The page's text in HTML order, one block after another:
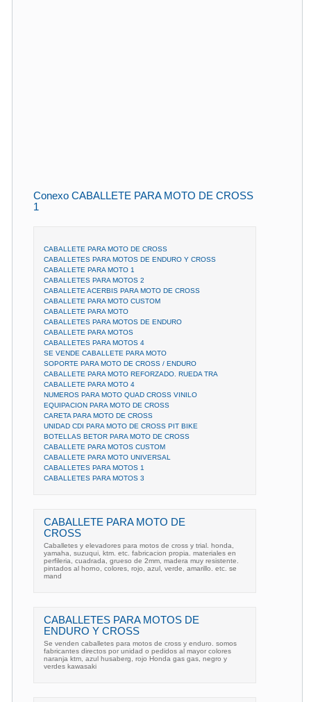
Conexo CABALLETE PARA MOTO DE CROSS
1
CABALLETE PARA MOTO DE CROSS
CABALLETES PARA MOTOS DE ENDURO Y CROSS
CABALLETE PARA MOTO 1
CABALLETES PARA MOTOS 2
CABALLETE ACERBIS PARA MOTO DE CROSS
CABALLETE PARA MOTO CUSTOM
CABALLETE PARA MOTO
CABALLETES PARA MOTOS DE ENDURO
CABALLETE PARA MOTOS
CABALLETES PARA MOTOS 4
SE VENDE CABALLETE PARA MOTO
SOPORTE PARA MOTO DE CROSS / ENDURO
CABALLETE PARA MOTO REFORZADO. RUEDA TRA
CABALLETE PARA MOTO 4
NUMEROS PARA MOTO QUAD CROSS VINILO
EQUIPACION PARA MOTO DE CROSS
CARETA PARA MOTO DE CROSS
UNIDAD CDI PARA MOTO DE CROSS PIT BIKE
BOTELLAS BETOR PARA MOTO DE CROSS
CABALLETE PARA MOTOS CUSTOM
CABALLETE PARA MOTO UNIVERSAL
CABALLETES PARA MOTOS 1
CABALLETES PARA MOTOS 3
CABALLETE PARA MOTO DE
CROSS
Caballetes y elevadores para motos de cross y trial. honda,
yamaha, suzuqui, ktm. etc. fabricacion propia. materiales en
perfileria, cuadrada, grueso de 2mm, madera muy resistente.
pintados al horno, colores, rojo, azul, verde, amarillo. etc. se
mand
CABALLETES PARA MOTOS DE
ENDURO Y CROSS
Se venden caballetes para motos de cross y enduro. somos
fabricantes directos por unidad o pedidos al mayor colores
naranja ktm, azul husaberg, rojo Honda gas gas, negro y
verdes kawasaki